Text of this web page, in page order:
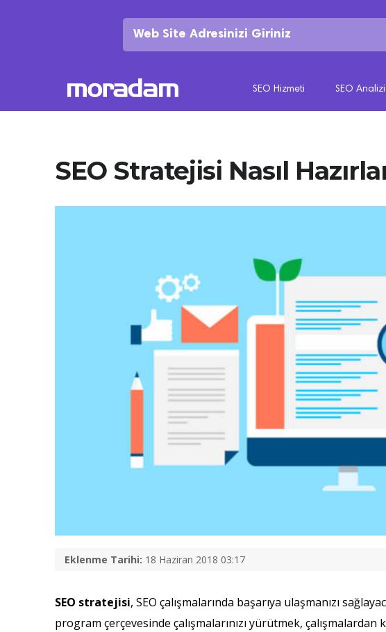
SEO Hizmeti SEO Analizi
SEO Stratejisi Nasıl
Eklenme Tarihi: 18 Haziran 2018 03:17
SEO stratejisi, SEO çalışmalarında başarıya ulaşmanızı
program çerçevesinde çalışmalarınızı yürütmek,